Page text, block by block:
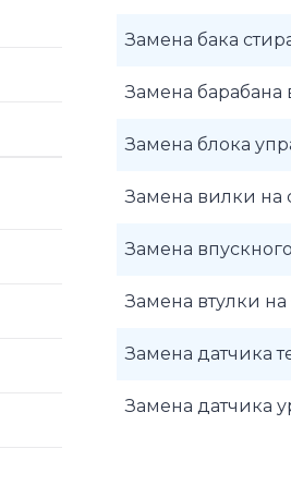
Замена бака
Замена
Замена блока
Замена вилки на
Замена
Замена втулки
Замена датчика
Замена датчика